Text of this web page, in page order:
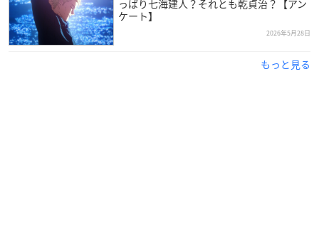
っぱり七海建人？それとも乾貞治？【アン
ケート】
2026年5月28日
もっと見る